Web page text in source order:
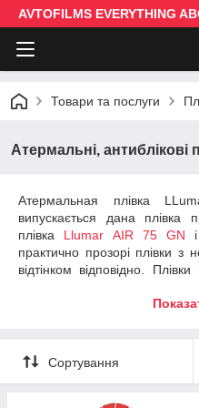
AVTOFILMS EVERYTHING
Товари та послуги
Атермальні, антиблікові
Атермальная плівка
випускається дана плівка
плівка Llumar AIR 75GN
практично прозорі плівки з
відтінком відповідно.
Ефективний захист від
салону;
Сортування